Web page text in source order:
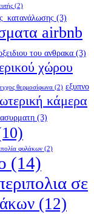
(2)
(3)
airbnb
του ανθρακα (3)
χώρου
θερμοσίφωνα (2) εξυπνο
κάμερα
(3)
φυλάκων (2)
(14)
σε
(12)